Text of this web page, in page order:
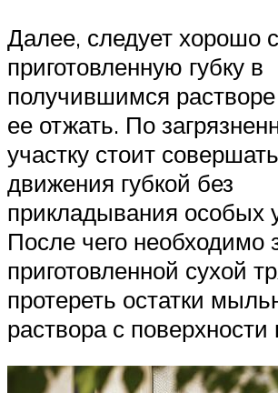
Далее, следует хорошо
приготовленную губку в
получившимся растворе
ее отжать. По
участку стоит
движения губкой без
прикладывания особых
После чего необходимо
приготовленной сухой
протереть остатки
раствора с поверхности